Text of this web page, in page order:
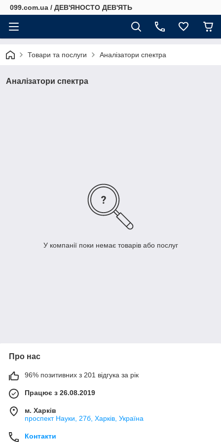
099.com.ua / ДЕВ'ЯНОСТО ДЕВ'ЯТЬ
Товари та послуги Аналізатори спектра
Аналізатори спектра
У компанії поки немає товарів або послуг
Про нас
96% позитивних з 201 відгука за рік
Працює з 26.08.2019
м. Харків
проспект Науки, 27б, Харків, Україна
Контакти